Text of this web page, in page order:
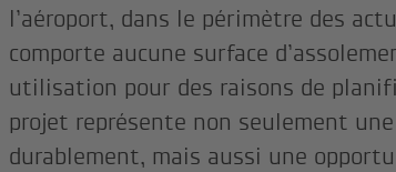
l’aéroport, dans le périmètre des
comporte aucune surface
utilisation pour des raisons de
projet représente non seulement
durablement, mais aussi une